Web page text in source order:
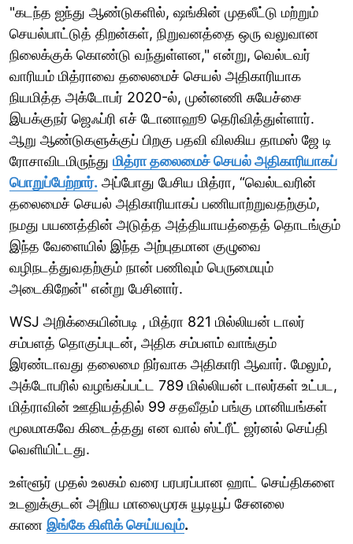
"கடந்த ஐந்து ஆண்டுகளில், ஷங்கின் முதலீட்டு மற்றும்
செயல்பாட்டுத் திறன்கள், நிறுவனத்தை ஒரு வலுவான
நிலைக்குக் கொண்டு வந்துள்ளன," என்று, வெல்டவர்
வாரியம் மித்ராவை தலைமைச் செயல் அதிகாரியாக
நியமித்த அக்டோபர் 2020-ல், முன்னணி சுயேச்சை
இயக்குநர் ஜெஃப்ரி எச் டோனாஹூ தெரிவித்துள்ளார்.
ஆறு ஆண்டுகளுக்குப் பிறகு பதவி விலகிய தாமஸ் ஜே டி
ரோசாவிடமிருந்து மித்ரா தலைமைச் செயல் அதிகாரியாகப்
பொறுப்பேற்றார். அப்போது பேசிய மித்ரா, “வெல்டவரின்
தலைமைச் செயல் அதிகாரியாகப் பணியாற்றுவதற்கும்,
நமது பயணத்தின் அடுத்த அத்தியாயத்தைத் தொடங்கும்
இந்த வேளையில் இந்த அற்புதமான குழுவை
வழிநடத்துவதற்கும் நான் பணிவும் பெருமையும்
அடைகிறேன்" என்று பேசினார்.
WSJ அறிக்கையின்படி , மித்ரா 821 மில்லியன் டாலர்
சம்பளத் தொகுப்புடன், அதிக சம்பளம் வாங்கும்
இரண்டாவது தலைமை நிர்வாக அதிகாரி ஆவார். மேலும்,
அக்டோபரில் வழங்கப்பட்ட 789 மில்லியன் டாலர்கள் உட்பட,
மித்ராவின் ஊதியத்தில் 99 சதவீதம் பங்கு மானியங்கள்
மூலமாகவே கிடைத்தது என வால் ஸ்ட்ரீட் ஜர்னல் செய்தி
வெளியிட்டது.
உள்ளூர் முதல் உலகம் வரை பரபரப்பான ஹாட் செய்திகளை
உடனுக்குடன் அறிய மாலைமுரசு யூடியூப் சேனலை
காண இங்கே கிளிக் செய்யவும்.